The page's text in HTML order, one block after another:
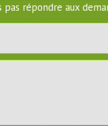
pas répondre aux